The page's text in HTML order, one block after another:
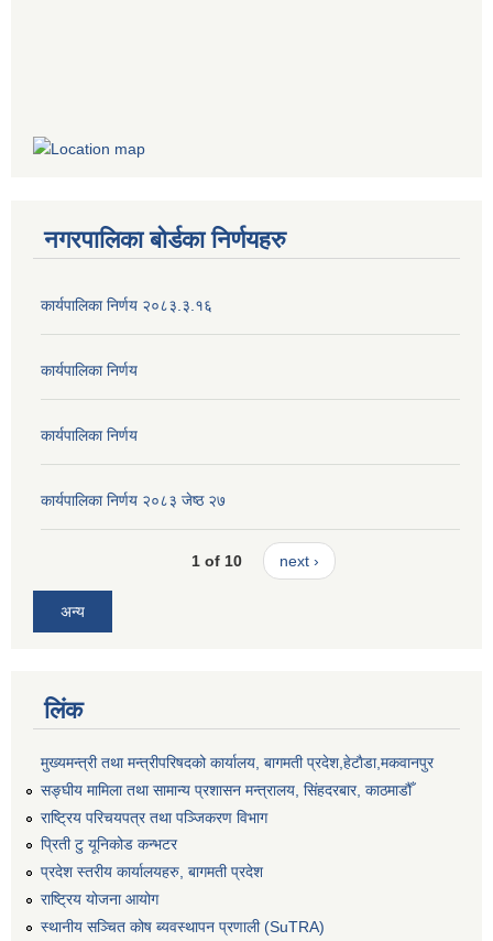
नगरपालिका बोर्डका निर्णयहरु
कार्यपालिका निर्णय २०८३.३.१६
कार्यपालिका निर्णय
कार्यपालिका निर्णय
कार्यपालिका निर्णय २०८३ जेष्ठ २७
1 of 10 next ›
अन्य
लिंक
मुख्यमन्त्री तथा मन्त्रीपरिषदको कार्यालय, बागमती प्रदेश,हेटाैडा,मकवानपुर
सङ्‍घीय मामिला तथा सामान्य प्रशासन मन्त्रालय, सिंहदरबार, काठमाडौँ
राष्ट्रिय परिचयपत्र तथा पञ्जिकरण विभाग
प्रिती टु यूनिकोड कन्भटर
प्रदेश स्तरीय कार्यालयहरु, बागमती प्रदेश
राष्ट्रिय योजना आयोग
स्थानीय सञ्चित कोष ब्यवस्थापन प्रणाली (SuTRA)